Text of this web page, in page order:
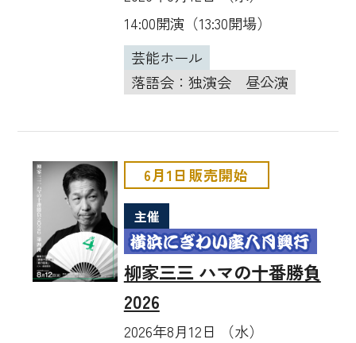
14:00開演（13:30開場）
芸能ホール
落語会：独演会
昼公演
6月1日販売開始
主催
柳家三三 ハマの十番勝負
2026
2026年8月12日 （水）